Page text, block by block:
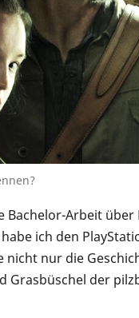
Bachelor-Arbeit über
ich den
nur die
Grasbüschel der